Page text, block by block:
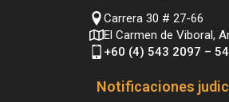
Carrera 30 # 27-66
El Carmen de Viboral,
+60 (4) 543 2097 –
Notificaciones